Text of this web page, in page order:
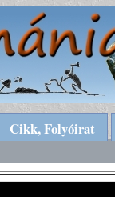
Cikk, Folyóirat